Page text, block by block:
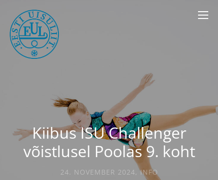
Kiibus ISU Challenger
võistlusel Poolas 9. koht
24. NOVEMBER 2024,INFO